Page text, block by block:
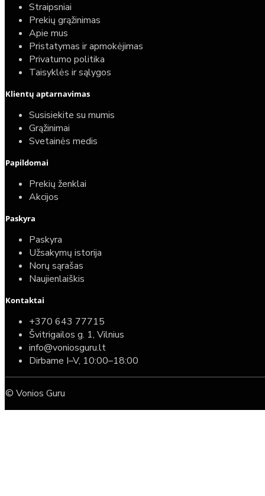
Straipsniai
Prekių grąžinimas
Apie mus
Pristatymas ir apmokėjimas
Privatumo politika
Taisyklės ir sąlygos
Klientų aptarnavimas
Susisiekite su mumis
Grąžinimai
Svetainės medis
Papildomai
Prekių ženklai
Akcijos
Paskyra
Paskyra
Užsakymų istorija
Norų sąrašas
Naujienlaiškis
Kontaktai
+370 643 77715
Švitrigailos g. 1, Vilnius
info@voniosguru.lt
Dirbame I–V, 10:00–18:00
© Vonios Guru